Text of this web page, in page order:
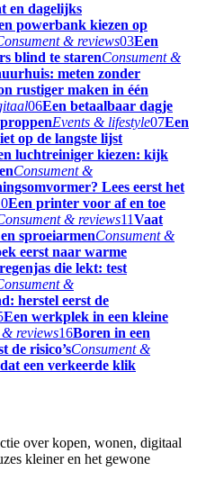
en dagelijks
powerbank kiezen op
& reviews03Een
blind te starenConsument &
meten zonder
rustiger maken in één
06Een betaalbaar dagje
Events & lifestyle07Een
op de langste lijst
luchtreiniger kiezen: kijk
Consument &
Lees eerst het
Een printer voor af en toe
& reviews11Vaat
sproeiarmenConsument &
eerst naar warme
die lekt: test
&
herstel eerst de
Een werkplek in een kleine
reviews16Boren in een
de risico’sConsument &
een verkeerde klik
over kopen, wonen, digitaal
kleiner en het gewone